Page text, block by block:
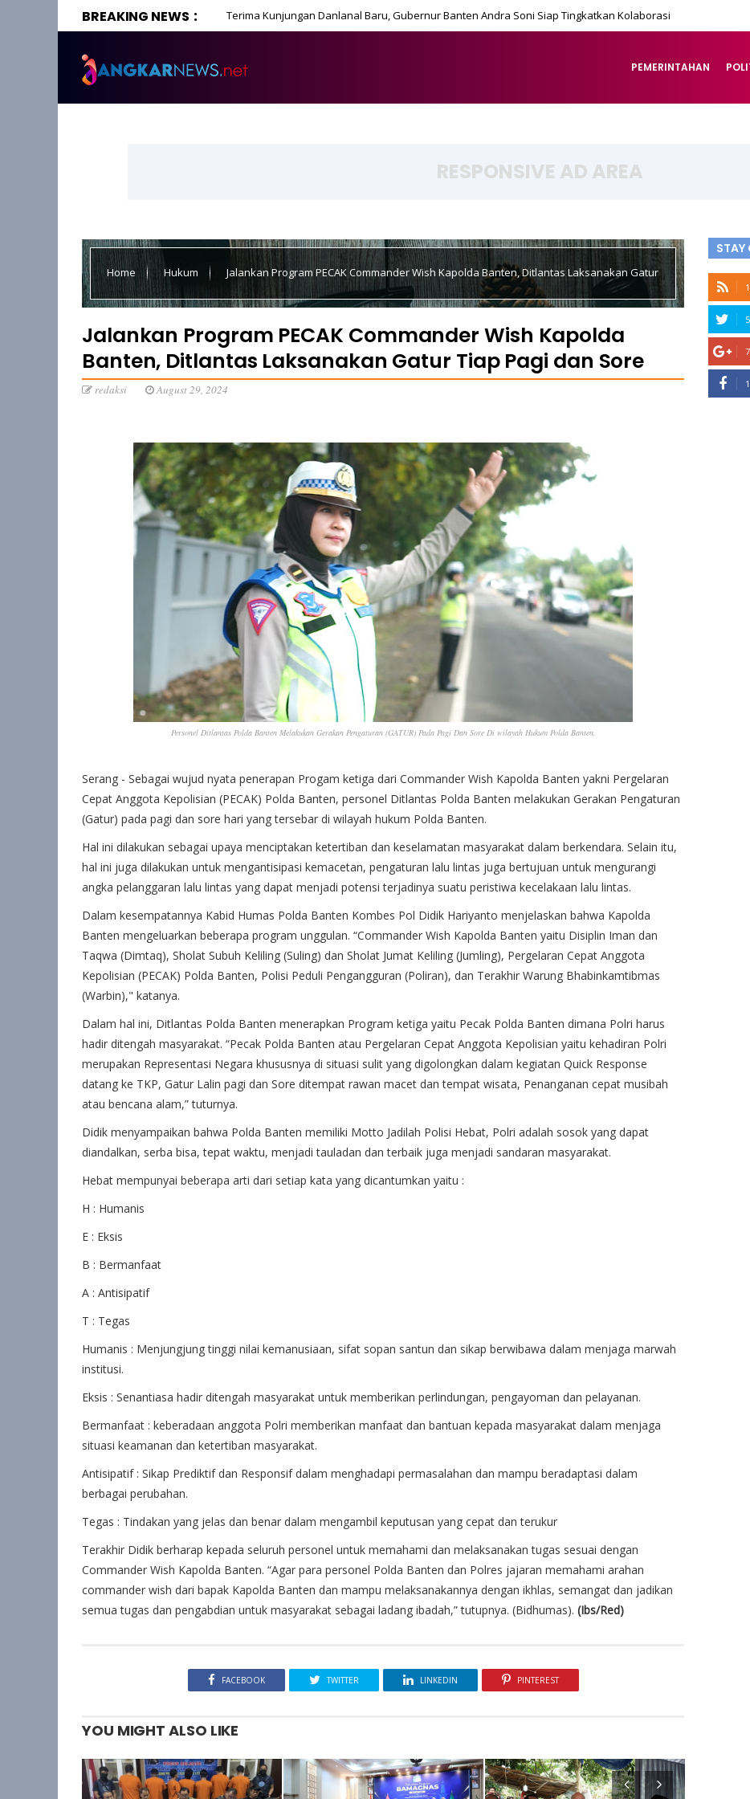
BREAKING NEWS Terima Kunjungan Danlanal Baru, Gubernur Banten Andra Soni Siap Tingkatkan Kolaborasi
PEMERINTAHAN
RESPONSIVE AD AREA
Home Hukum Jalankan Program PECAK Commander Wish Kapolda Banten, Ditlantas Laksanakan Gatur
Jalankan Program PECAK Commander Wish Kapolda
Banten, Ditlantas Laksanakan Gatur Tiap Pagi dan Sore
redaksi August 29, 2024
Personel Ditlantas Polda Banten Melakukan Gerakan Pengaturan (GATUR) Pada Pagi Dan Sore Di wilayah Hukum Polda Banten.
Serang - Sebagai wujud nyata penerapan Progam ketiga dari Commander Wish Kapolda Banten yakni Pergelaran
Cepat Anggota Kepolisian (PECAK) Polda Banten, personel Ditlantas Polda Banten melakukan Gerakan Pengaturan
(Gatur) pada pagi dan sore hari yang tersebar di wilayah hukum Polda Banten.
Hal ini dilakukan sebagai upaya menciptakan ketertiban dan keselamatan masyarakat dalam berkendara. Selain itu,
hal ini juga dilakukan untuk mengantisipasi kemacetan, pengaturan lalu lintas juga bertujuan untuk mengurangi
angka pelanggaran lalu lintas yang dapat menjadi potensi terjadinya suatu peristiwa kecelakaan lalu lintas.
Dalam kesempatannya Kabid Humas Polda Banten Kombes Pol Didik Hariyanto menjelaskan bahwa Kapolda
Banten mengeluarkan beberapa program unggulan. “Commander Wish Kapolda Banten yaitu Disiplin Iman dan
Taqwa (Dimtaq), Sholat Subuh Keliling (Suling) dan Sholat Jumat Keliling (Jumling), Pergelaran Cepat Anggota
Kepolisian (PECAK) Polda Banten, Polisi Peduli Pengangguran (Poliran), dan Terakhir Warung Bhabinkamtibmas
(Warbin)," katanya.
Dalam hal ini, Ditlantas Polda Banten menerapkan Program ketiga yaitu Pecak Polda Banten dimana Polri harus
hadir ditengah masyarakat. “Pecak Polda Banten atau Pergelaran Cepat Anggota Kepolisian yaitu kehadiran Polri
merupakan Representasi Negara khususnya di situasi sulit yang digolongkan dalam kegiatan Quick Response
datang ke TKP, Gatur Lalin pagi dan Sore ditempat rawan macet dan tempat wisata, Penanganan cepat musibah
atau bencana alam,” tuturnya.
Didik menyampaikan bahwa Polda Banten memiliki Motto Jadilah Polisi Hebat, Polri adalah sosok yang dapat
diandalkan, serba bisa, tepat waktu, menjadi tauladan dan terbaik juga menjadi sandaran masyarakat.
Hebat mempunyai beberapa arti dari setiap kata yang dicantumkan yaitu :
H : Humanis
E : Eksis
B : Bermanfaat
A : Antisipatif
T : Tegas
Humanis : Menjungjung tinggi nilai kemanusiaan, sifat sopan santun dan sikap berwibawa dalam menjaga marwah
institusi.
Eksis : Senantiasa hadir ditengah masyarakat untuk memberikan perlindungan, pengayoman dan pelayanan.
Bermanfaat : keberadaan anggota Polri memberikan manfaat dan bantuan kepada masyarakat dalam menjaga
situasi keamanan dan ketertiban masyarakat.
Antisipatif : Sikap Prediktif dan Responsif dalam menghadapi permasalahan dan mampu beradaptasi dalam
berbagai perubahan.
Tegas : Tindakan yang jelas dan benar dalam mengambil keputusan yang cepat dan terukur
Terakhir Didik berharap kepada seluruh personel untuk memahami dan melaksanakan tugas sesuai dengan
Commander Wish Kapolda Banten. “Agar para personel Polda Banten dan Polres jajaran memahami arahan
commander wish dari bapak Kapolda Banten dan mampu melaksanakannya dengan ikhlas, semangat dan jadikan
semua tugas dan pengabdian untuk masyarakat sebagai ladang ibadah,” tutupnya. (Bidhumas). (Ibs/Red)
FACEBOOK TWITTER LINKEDIN PINTEREST
YOU MIGHT ALSO LIKE
STAY